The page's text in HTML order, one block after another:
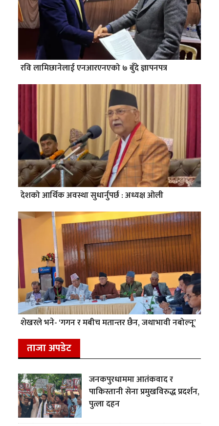
रवि लामिछानेलाई एनआरएनएको ७ बुँदे ज्ञापनपत्र
देशको आर्थिक अवस्था सुधार्नुपर्छ : अध्यक्ष ओली
शेखरले भने- ‘गगन र मबीच मतान्तर छैन, जथाभावी नबोल्नू’
ताजा अपडेट
जनकपुरधाममा आतंकवाद र
पाकिस्तानी सेना प्रमुखविरुद्ध प्रदर्शन,
पुत्ला दहन